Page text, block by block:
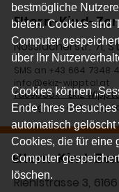
bestmögliche
bieten. Cookies sind
Computer
über Ihr
Cookies können
Ende Ihres
automatisch
Cookies, die für eine
Computer
löschen.
Eltern-Kind-
Nösslacherstr. 7i,
SMS an +43 664 7348
info@ekiz-wipptal.at
facebook - EKiZ
Instagram:
Eltern-Kind-
Riehlstrasse 3,